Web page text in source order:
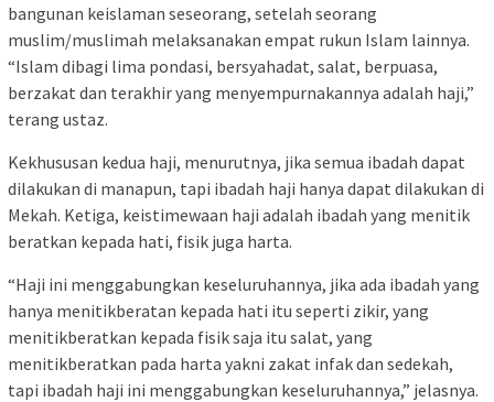
bangunan keislaman seseorang, setelah seorang
muslim/muslimah melaksanakan empat rukun Islam lainnya.
“Islam dibagi lima pondasi, bersyahadat, salat, berpuasa,
berzakat dan terakhir yang menyempurnakannya adalah haji,”
terang ustaz.
Kekhususan kedua haji, menurutnya, jika semua ibadah dapat
dilakukan di manapun, tapi ibadah haji hanya dapat dilakukan di
Mekah. Ketiga, keistimewaan haji adalah ibadah yang menitik
beratkan kepada hati, fisik juga harta.
“Haji ini menggabungkan keseluruhannya, jika ada ibadah yang
hanya menitikberatan kepada hati itu seperti zikir, yang
menitikberatkan kepada fisik saja itu salat, yang
menitikberatkan pada harta yakni zakat infak dan sedekah,
tapi ibadah haji ini menggabungkan keseluruhannya,” jelasnya.